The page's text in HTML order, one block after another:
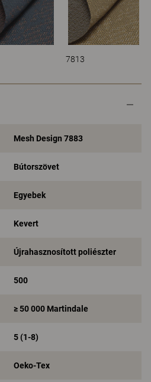
7813
Mesh Design 7883
Bútorszövet
Egyebek
Kevert
Újrahasznosított poliészter
500
≥ 50 000 Martindale
5 (1-8)
Oeko-Tex